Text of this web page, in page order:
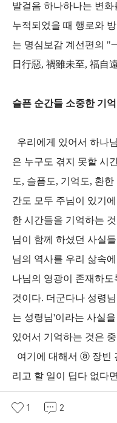
발걸음 하나하나는 변화
누적되었을 때 행로와
는 명심보감 계선편의 "
日行惡, 禍雖未至, 福自
슬픈 순간들 소중한 기
우리에게 있어서 하나
은 누구도 겪지 못할 시
도, 슬픔도, 기억도, 환
간도 모두 주님이 있기
한 시간들을 기억하는
님이 함께 하셨던 사실
님의 역사를 우리 삶속
나님의 영광이 존재하
것이다. 더군다나 성령
는 성령님'이라는 사실
있어서 기억하는 것은
여기에 대해서 ⓐ 장빈
리고 할 일이 딥다 없다
고로 후자는 몰몬교(예
이트다. 믿음에 대한 지
1 2